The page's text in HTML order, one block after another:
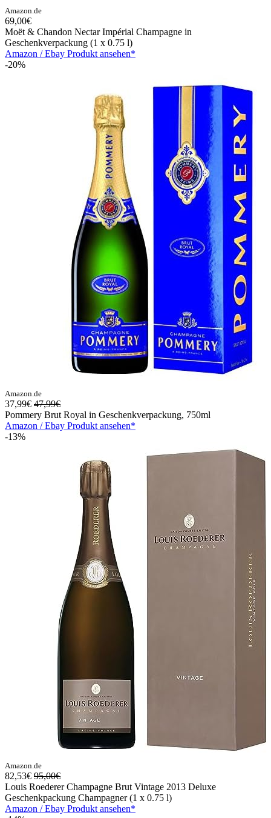
Amazon.de
69,00€
Moët & Chandon Nectar Impérial Champagne in
Geschenkverpackung (1 x 0.75 l)
Amazon / Ebay Produkt ansehen*
-20%
Amazon.de
37,99€ 47,99€
Pommery Brut Royal in Geschenkverpackung, 750ml
Amazon / Ebay Produkt ansehen*
-13%
Amazon.de
82,53€ 95,00€
Louis Roederer Champagne Brut Vintage 2013 Deluxe
Geschenkpackung Champagner (1 x 0.75 l)
Amazon / Ebay Produkt ansehen*